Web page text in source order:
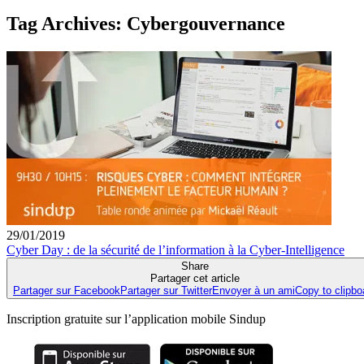
Tag Archives: Cybergouvernance
29/01/2019
Cyber Day : de la sécurité de l’information à la Cyber-Intelligence
Share
Partager cet article
Partager sur Facebook Partager sur TwitterEnvoyer à un amiCopy to
Inscription gratuite sur l’application mobile Sindup